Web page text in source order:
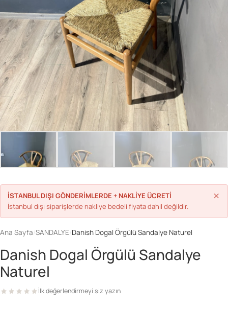
Parolanızı mı unuttunuz?
Hesap Oluştur
İSTANBUL DIŞI GÖNDERİMLERDE + NAKLİYE ÜCRETİ
İstanbul dışı siparişlerde nakliye bedeli fiyata dahil değildir.
×
Ana Sayfa SANDALYE Danish Dogal Örgülü Sandalye Naturel
Danish Dogal Örgülü Sandalye
Naturel
İlk değerlendirmeyi siz yazın